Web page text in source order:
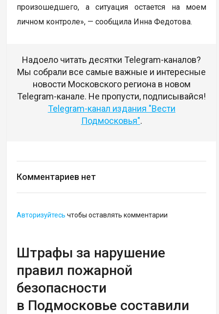
произошедшего, а ситуация остается на моем
личном контроле», — сообщила Инна Федотова.
Надоело читать десятки Telegram-каналов?
Мы собрали все самые важные и интересные
новости Московского региона в новом
Telegram-канале. Не пропусти, подписывайся!
Telegram-канал издания "Вести
Подмосковья".
Комментариев нет
Авторизуйтесь чтобы оставлять комментарии
Штрафы за нарушение
правил пожарной
безопасности
в Подмосковье составили